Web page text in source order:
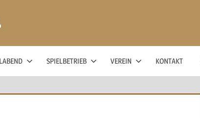
SPIELBETRIEB VEREIN KONTAKT